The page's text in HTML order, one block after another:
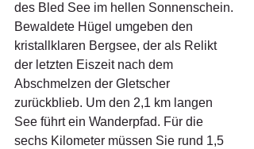
des Bled See im hellen Sonnenschein.
Bewaldete Hügel umgeben den
kristallklaren Bergsee, der als Relikt
der letzten Eiszeit nach dem
Abschmelzen der Gletscher
zurückblieb. Um den 2,1 km langen
See führt ein Wanderpfad. Für die
sechs Kilometer müssen Sie rund 1,5